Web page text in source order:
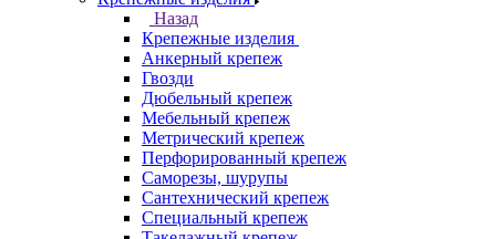
Назад
Крепежные изделия
Анкерный крепеж
Гвозди
Дюбельный крепеж
Мебельный крепеж
Метрический крепеж
Перфорированный крепеж
Саморезы, шурупы
Сантехнический крепеж
Специальный крепеж